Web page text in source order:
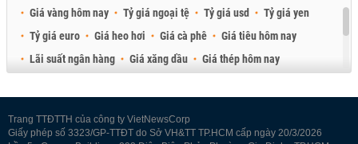
Giá vàng hôm nay Tỷ giá ngoại tệ Tỷ giá usd
Tỷ giá yen
Tỷ giá euro
Giá heo hơi Giá cà phê
Giá tiêu hôm nay
Lãi suất ngân hàng
Giá xăng dầu
Giá thép hôm nay
Trang TTĐTTH của công ty VietNewsCorp
Giấy phép số 3323/GP-TTĐT do Sở VH&TT TP.HCM cấp ngày 20/3/2026